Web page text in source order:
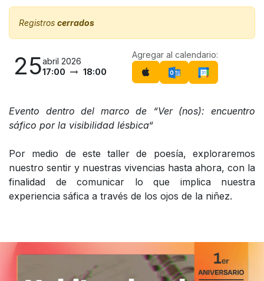
Registros cerrados
25abril 2026
17:00
18:00
Agregar al calendario:
Evento dentro del marco de “Ver (nos): encuentro
sáfico por la visibilidad lésbica“
Por medio de este taller de poesía, exploraremos
nuestro sentir y nuestras vivencias hasta ahora, con la
finalidad de comunicar lo que implica nuestra
experiencia sáfica a través de los ojos de la niñez.